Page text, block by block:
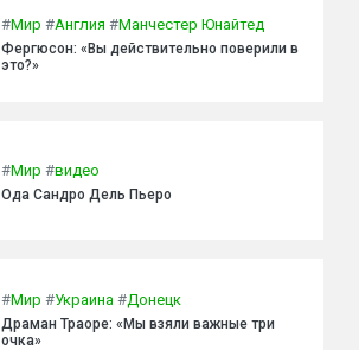
#Мир #Англия #Манчестер Юнайтед
Фергюсон: «Вы действительно поверили в
это?»
#Мир #видео
Ода Сандро Дель Пьеро
#Мир #Украина #Донецк
Драман Траоре: «Мы взяли важные три
очка»